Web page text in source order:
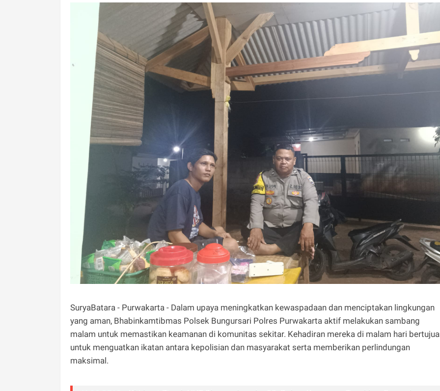
SuryaBatara - Purwakarta - Dalam upaya meningkatkan kewaspadaan dan menciptakan lingkungan
yang aman, Bhabinkamtibmas Polsek Bungursari Polres Purwakarta aktif melakukan sambang
malam untuk memastikan keamanan di komunitas sekitar. Kehadiran mereka di malam hari
untuk menguatkan ikatan antara kepolisian dan masyarakat serta memberikan perlindungan
maksimal.